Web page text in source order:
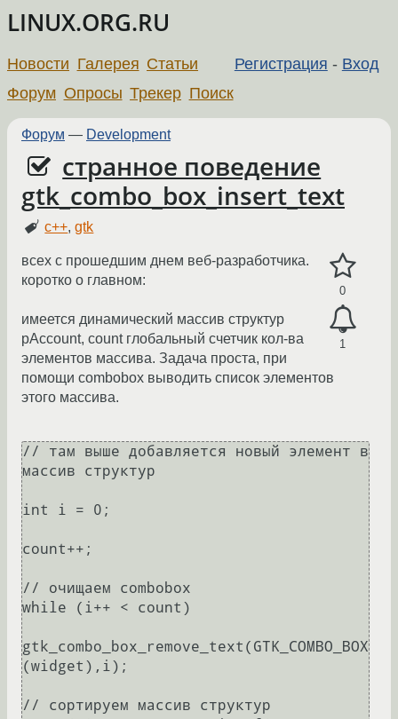
LINUX.ORG.RU
Регистрация - Вход
Новости Галерея Статьи
Форум Опросы Трекер Поиск
Форум — Development
странное поведение
gtk_combo_box_insert_text
c++,gtk
0
1
всех с прошедшим днем веб-разработчика.
коротко о главном:
имеется динамический массив структур
pAccount, count глобальный счетчик кол-ва
элементов массива. Задача проста, при
помощи combobox выводить список элементов
этого массива.
// там выше добавляется новый элемент в
массив структур
int i = 0;
count++;
// очищаем combobox
while (i++ < count)
gtk_combo_box_remove_text(GTK_COMBO_BOX
(widget),i);
// сортируем массив структур